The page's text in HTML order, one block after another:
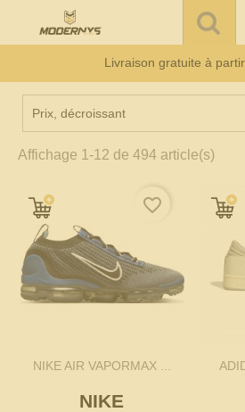
Livraison gratuite à
Prix, décroissant
Affichage 1-12 de 494 article(s)
NIKE AIR VAPORMAX ...
NIKE
favorite_border